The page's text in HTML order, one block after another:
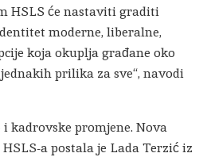
HSLS će nastaviti graditi
moderne, liberalne,
koja okuplja građane oko
prilika za sve“, navodi
i kadrovske promjene. Nova
a postala je Lada Terzić iz